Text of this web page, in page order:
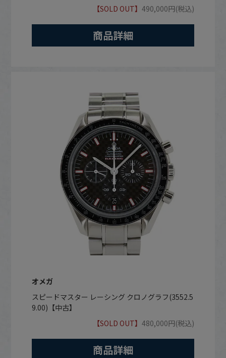
【SOLD OUT】490,000円(税込)
商品詳細
オメガ
スピードマスター レーシング クロノグラフ(3552.5
9.00)【中古】
【SOLD OUT】480,000円(税込)
商品詳細